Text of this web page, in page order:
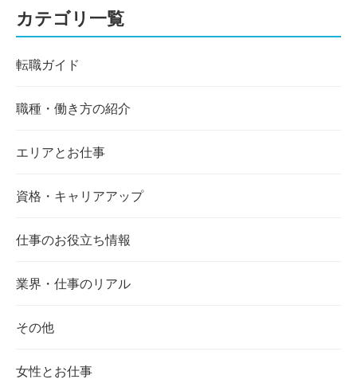
カテゴリ一覧
転職ガイド
職種・働き方の紹介
エリアとお仕事
資格・キャリアアップ
仕事のお役立ち情報
業界・仕事のリアル
その他
女性とお仕事